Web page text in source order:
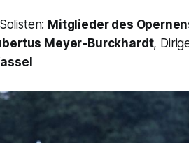
Solisten: Mitglieder des
Meyer-Burckhardt,